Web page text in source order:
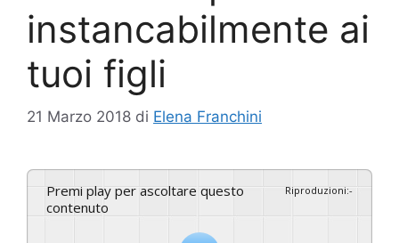
instancabilmente ai
tuoi figli
21 Marzo 2018 di Elena Franchini
Premi play per ascoltare questo
contenuto
Riproduzioni:-